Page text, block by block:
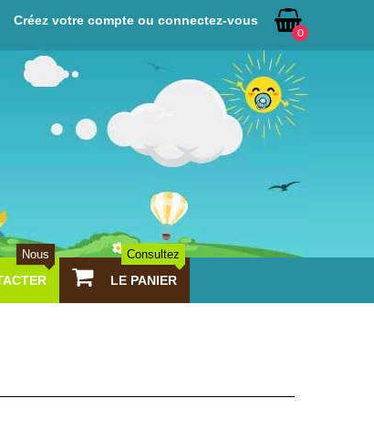
0
Créez votre compte ou connectez-vous
Nous
LE PANIER
Consultez